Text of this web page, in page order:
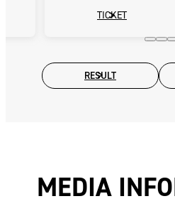
TICKET
RESULT
MEDIA